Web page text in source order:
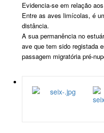
Evidencia-se em relação
Entre as aves limícolas, é
distância.
A sua permanência no
ave que tem sido registada
passagem migratória pré-